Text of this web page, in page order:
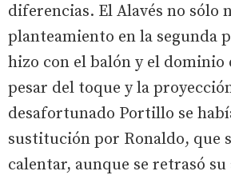
diferencias. El Alavés no sólo
planteamiento en la segunda
hizo con el balón y el dominio
pesar del toque y la
desafortunado Portillo se
sustitución por Ronaldo, que
calentar, aunque se retrasó